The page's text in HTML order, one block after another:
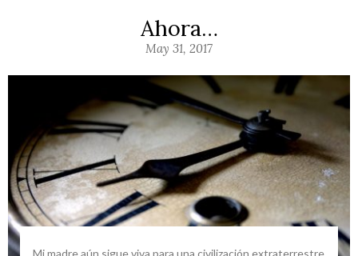
Ahora…
May 31, 2017
Mi madre aún sigue viva para una civilización extraterrestre